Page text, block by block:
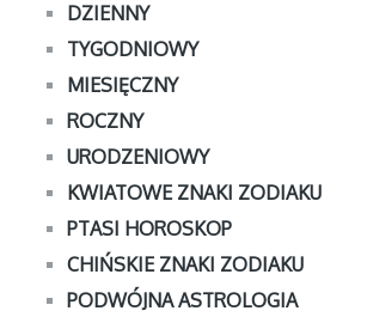
DZIENNY
TYGODNIOWY
MIESIĘCZNY
ROCZNY
URODZENIOWY
KWIATOWE ZNAKI ZODIAKU
PTASI HOROSKOP
CHIŃSKIE ZNAKI ZODIAKU
PODWÓJNA ASTROLOGIA